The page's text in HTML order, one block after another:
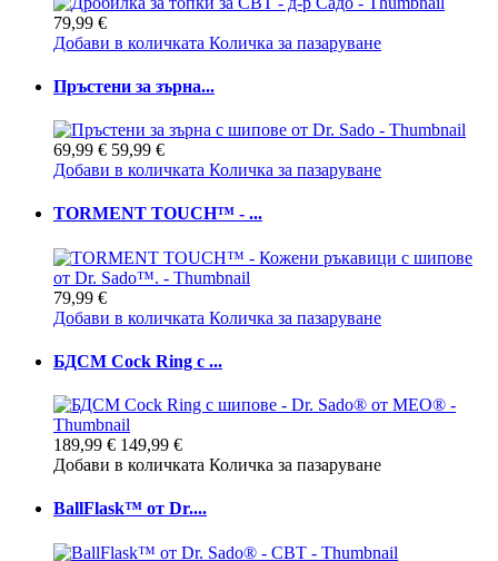
79,99 €
Добави в количката Количка за пазаруване
Пръстени за зърна...
69,99 € 59,99 €
Добави в количката Количка за пазаруване
TORMENT TOUCH™ - ...
79,99 €
Добави в количката Количка за пазаруване
БДСМ Cock Ring с ...
189,99 € 149,99 €
Добави в количката Количка за пазаруване
BallFlask™ от Dr....